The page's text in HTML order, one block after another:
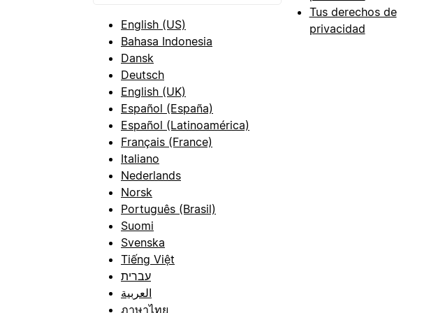
English (US)
Bahasa Indonesia
Dansk
Deutsch
English (UK)
Español (España)
Español (Latinoamérica)
Français (France)
Italiano
Nederlands
Norsk
Português (Brasil)
Suomi
Svenska
Tiếng Việt
עברית
العربية
ภาษาไทย
Tus derechos de
privacidad